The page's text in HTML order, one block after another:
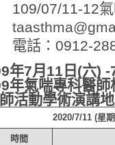
109/07/11-12
電話：0912-
年7月11日(六) -
年氣喘專科醫
活動學術演講
2020/7/11 (星
時間